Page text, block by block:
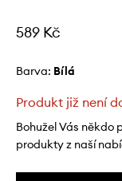
589 Kč
Barva: bílá
Produkt již není
Bohužel Vás někdo
produkty z naší